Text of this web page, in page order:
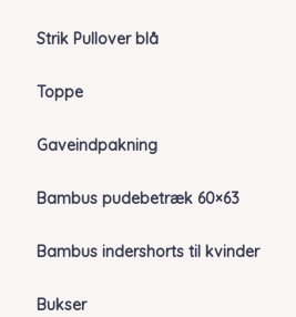
Strik Pullover blå
Toppe
Gaveindpakning
Bambus pudebetræk 60×63
Bambus indershorts til kvinder
Bukser